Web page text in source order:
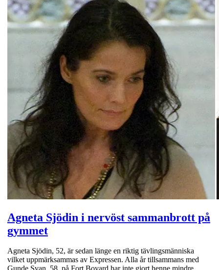
Agneta Sjödin i nervöst sammanbrott på
gymmet
Agneta Sjödin, 52, är sedan länge en riktig tävlingsmänniska
vilket uppmärksammas av Expressen. Alla år tillsammans med